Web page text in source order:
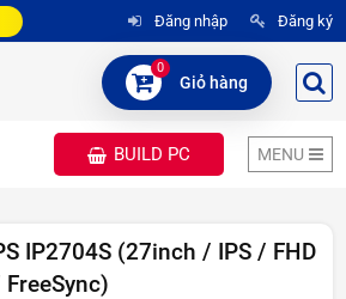
Đăng nhập Đăng ký
0
Giỏ hàng
MENU
BUILD PC
IP2704S (27inch / IPS / FHD